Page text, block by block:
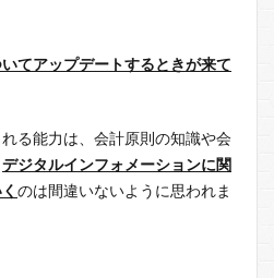
てアップデートするときが来て
る能力は、会計原則の知識や会
デジタルインフォメーションに関
のは間違いないように思われま